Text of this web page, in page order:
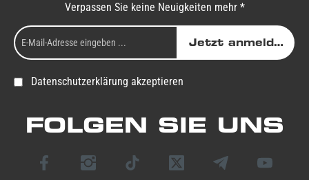
Verpassen Sie keine Neuigkeiten mehr *
Jetzt anmelden
Datenschutzerklärung akzeptieren
FOLGEN SIE UNS